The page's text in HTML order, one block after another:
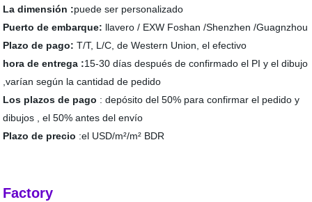
La dimensión :puede ser personalizado
Puerto de embarque: llavero / EXW Foshan /Shenzhen /Guagnzhou
Plazo de pago: T/T, L/C, de Western Union, el efectivo
hora de entrega :15-30 días después de confirmado el PI y el dibujo
,varían según la cantidad de pedido
Los plazos de pago : depósito del 50% para confirmar el pedido y
dibujos , el 50% antes del envío
Plazo de precio :el USD/m²/m² BDR
Factory